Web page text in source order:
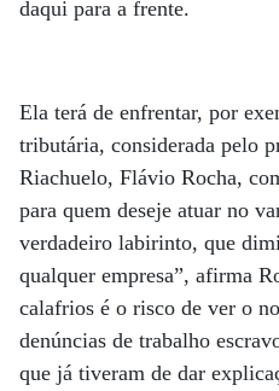
daqui para a frente.
Ela terá de enfrentar, por
tributária, considerada pelo
Riachuelo, Flávio Rocha,
para quem deseje atuar no
verdadeiro labirinto, que
qualquer empresa”, afirma
calafrios é o risco de ver o
denúncias de trabalho
que já tiveram de dar